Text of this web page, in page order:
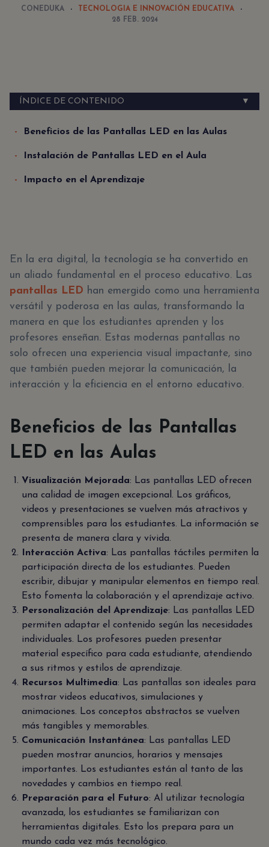
CONEDUKA
TECNOLOGIA E INNOVACIÓN EDUCATIVA
28 FEB. 2024
ÍNDICE DE CONTENIDO ▼
Beneficios de las Pantallas LED en las Aulas
Instalación de Pantallas LED en el Aula
Impacto en el Aprendizaje
En la era digital, la tecnología se ha convertido en
un aliado fundamental en el proceso educativo. Las
pantallas LED han emergido como una herramienta
versátil y poderosa en las aulas, transformando la
manera en que los estudiantes aprenden y los
profesores enseñan. Estas modernas pantallas no
solo ofrecen una experiencia visual impactante, sino
que también pueden mejorar la comunicación, la
interacción y la eficiencia en el entorno educativo.
Beneficios de las Pantallas
LED en las Aulas
Visualización Mejorada: Las pantallas LED ofrecen
una calidad de imagen excepcional. Los gráficos,
videos y presentaciones se vuelven más atractivos y
comprensibles para los estudiantes. La información se
presenta de manera clara y vívida.
Interacción Activa: Las pantallas táctiles permiten la
participación directa de los estudiantes. Pueden
escribir, dibujar y manipular elementos en tiempo real.
Esto fomenta la colaboración y el aprendizaje activo.
Personalización del Aprendizaje: Las pantallas LED
permiten adaptar el contenido según las necesidades
individuales. Los profesores pueden presentar
material específico para cada estudiante, atendiendo
a sus ritmos y estilos de aprendizaje.
Recursos Multimedia: Las pantallas son ideales para
mostrar videos educativos, simulaciones y
animaciones. Los conceptos abstractos se vuelven
más tangibles y memorables.
Comunicación Instantánea: Las pantallas LED
pueden mostrar anuncios, horarios y mensajes
importantes. Los estudiantes están al tanto de las
novedades y cambios en tiempo real.
Preparación para el Futuro: Al utilizar tecnología
avanzada, los estudiantes se familiarizan con
herramientas digitales. Esto los prepara para un
mundo cada vez más tecnológico.